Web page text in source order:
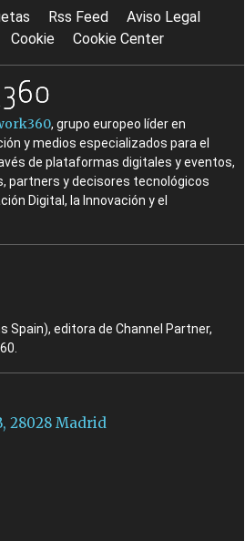
Rss Feed
Aviso Legal
Cookie Cookie Center
, grupo europeo líder en
y medios especializados para el
de plataformas digitales y eventos,
partners y decisores tecnológicos
Digital, la Innovación y el
Spain), editora de Channel Partner,
28028 Madrid